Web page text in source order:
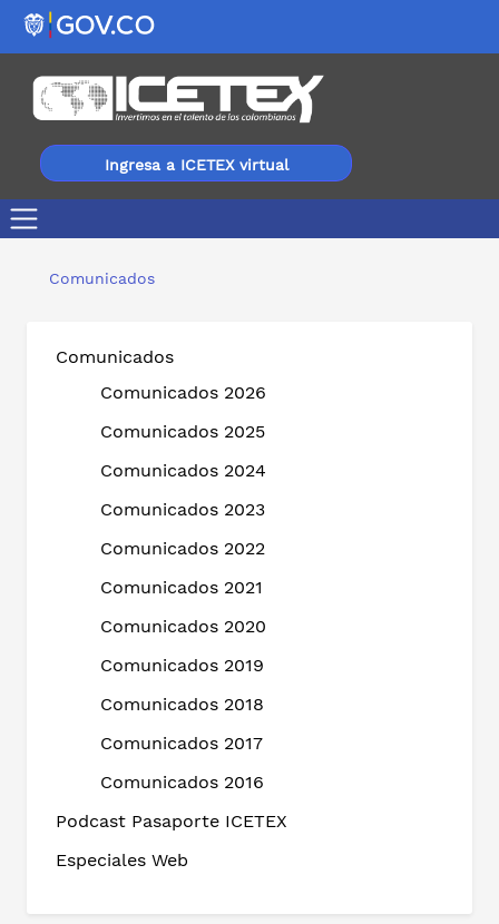
Ingresa a ICETEX virtual
Comunicados
Comunicados
Comunicados 2026
Comunicados 2025
Comunicados 2024
Comunicados 2023
Comunicados 2022
Comunicados 2021
Comunicados 2020
Comunicados 2019
Comunicados 2018
Comunicados 2017
Comunicados 2016
Podcast Pasaporte ICETEX
Especiales Web